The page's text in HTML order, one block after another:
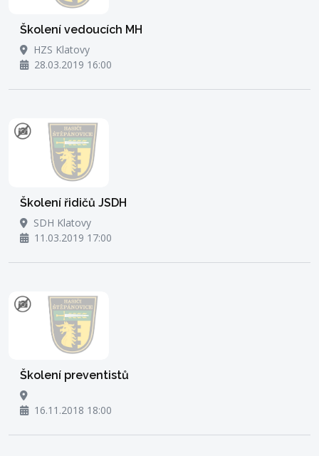
Školení vedoucích MH
HZS Klatovy
28.03.2019 16:00
Školení řidičů JSDH
SDH Klatovy
11.03.2019 17:00
Školení preventistů
16.11.2018 18:00